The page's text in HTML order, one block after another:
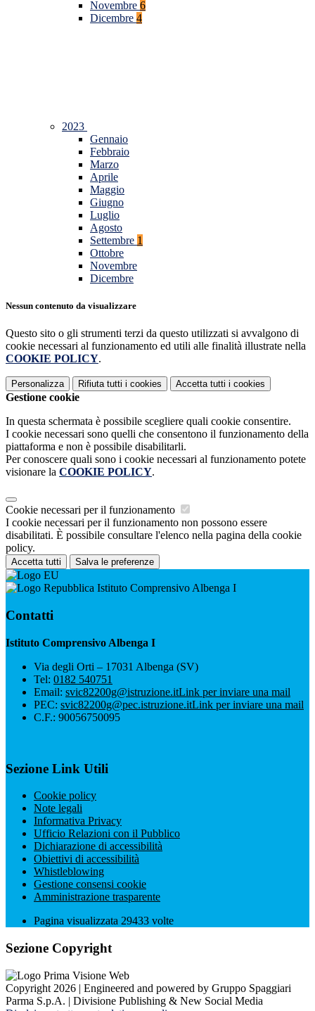
Novembre 6
Dicembre 4
2023
Gennaio
Febbraio
Marzo
Aprile
Maggio
Giugno
Luglio
Agosto
Settembre 1
Ottobre
Novembre
Dicembre
Nessun contenuto da visualizzare
Questo sito o gli strumenti terzi da questo utilizzati si avvalgono di
cookie necessari al funzionamento ed utili alle finalità illustrate nella
COOKIE POLICY.
Personalizza Rifiuta tutti i cookies Accetta tutti i cookies
Gestione cookie
In questa schermata è possibile scegliere quali cookie consentire.
I cookie necessari sono quelli che consentono il funzionamento della
piattaforma e non è possibile disabilitarli.
Per conoscere quali sono i cookie necessari al funzionamento potete
visionare la COOKIE POLICY.
Cookie necessari per il funzionamento
I cookie necessari per il funzionamento non possono essere
disabilitati. È possibile consultare l'elenco nella pagina della cookie
policy.
Accetta tutti Salva le preferenze
Istituto Comprensivo Albenga I
Contatti
Istituto Comprensivo Albenga I
Via degli Orti – 17031 Albenga (SV)
Tel: 0182 540751
Email: svic82200g@istruzione.itLink per inviare una mail
PEC: svic82200g@pec.istruzione.itLink per inviare una mail
C.F.: 90056750095
Sezione Link Utili
Cookie policy
Note legali
Informativa Privacy
Ufficio Relazioni con il Pubblico
Dichiarazione di accessibilità
Obiettivi di accessibilità
Whistleblowing
Gestione consensi cookie
Amministrazione trasparente
Pagina visualizzata 29433 volte
Sezione Copyright
Copyright 2026 | Engineered and powered by Gruppo Spaggiari
Parma S.p.A. | Divisione Publishing & New Social Media